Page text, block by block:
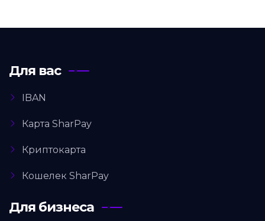
Для вас
IBAN
Карта SharPay
Криптокарта
Кошелек SharPay
Для бизнеса